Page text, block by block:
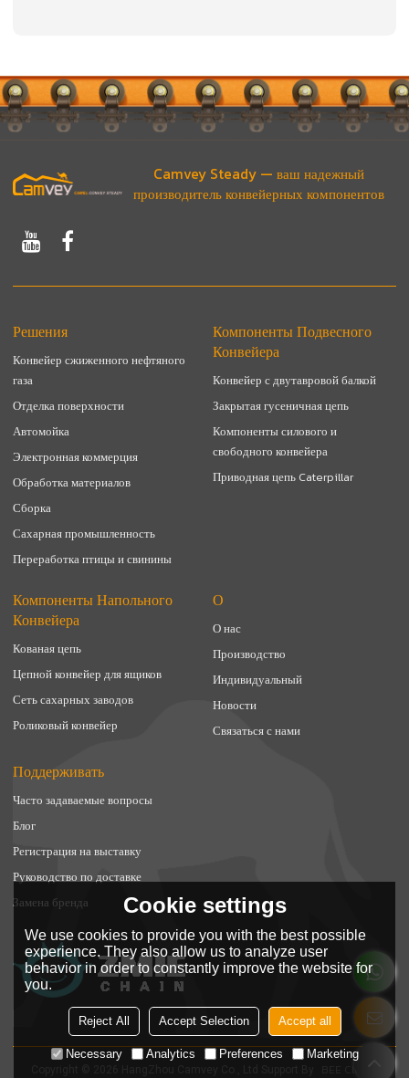
Camvey Steady — ваш надежный
производитель конвейерных компонентов
Решения
Конвейер сжиженного нефтяного
газа
Отделка поверхности
Автомойка
Электронная коммерция
Обработка материалов
Сборка
Сахарная промышленность
Переработка птицы и свинины
Компоненты Подвесного
Конвейера
Конвейер с двутавровой балкой
Закрытая гусеничная цепь
Компоненты силового и
свободного конвейера
Приводная цепь Caterpillar
Компоненты Напольного
Конвейера
Кованая цепь
Цепной конвейер для ящиков
Сеть сахарных заводов
Роликовый конвейер
О
О нас
Производство
Индивидуальный
Новости
Связаться с нами
Поддерживать
Часто задаваемые вопросы
Блог
Регистрация на выставку
Руководство по доставке
Замена бренда
BEE Cloud
Cookie settings
We use cookies to provide you with the best possible
experience. They also allow us to analyze user
behavior in order to constantly improve the website for
you.
Reject All Accept Selection Accept all
Necessary Analytics Preferences Marketing